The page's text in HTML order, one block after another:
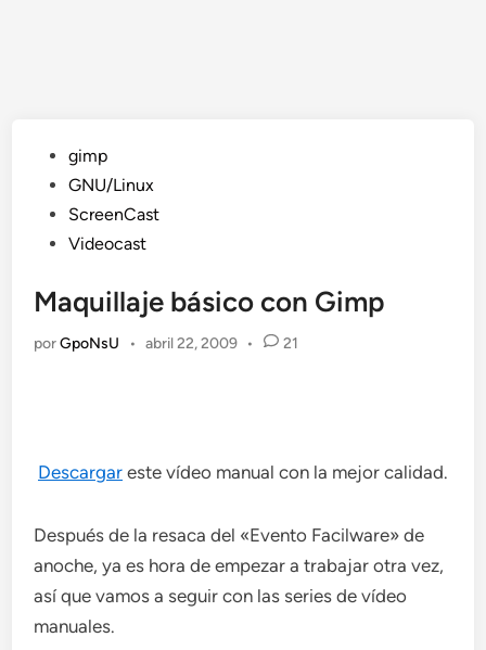
Publicado
en
gimp
GNU/Linux
ScreenCast
Videocast
Maquillaje básico con Gimp
porGpoNsU • abril 22, 2009 • 21
Descargar este vídeo manual con la mejor calidad.
Después de la resaca del «Evento Facilware» de
anoche, ya es hora de empezar a trabajar otra vez,
así que vamos a seguir con las series de vídeo
manuales.